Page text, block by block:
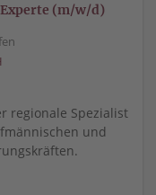
(m/w/d)
regionale Spezialist
und